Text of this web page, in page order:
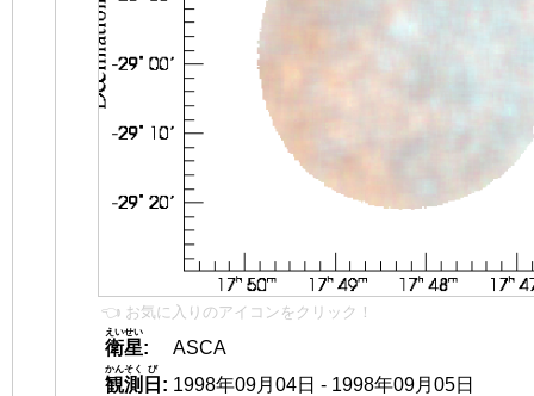
👈 お気に入りのアイコンをクリック！
衛星
えいせい
:
ASCA
観測
かんそく
日
び
: 1998年09月04日 - 1998年09月05日